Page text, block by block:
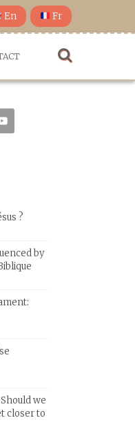
En Fr
?
by
we
closer to